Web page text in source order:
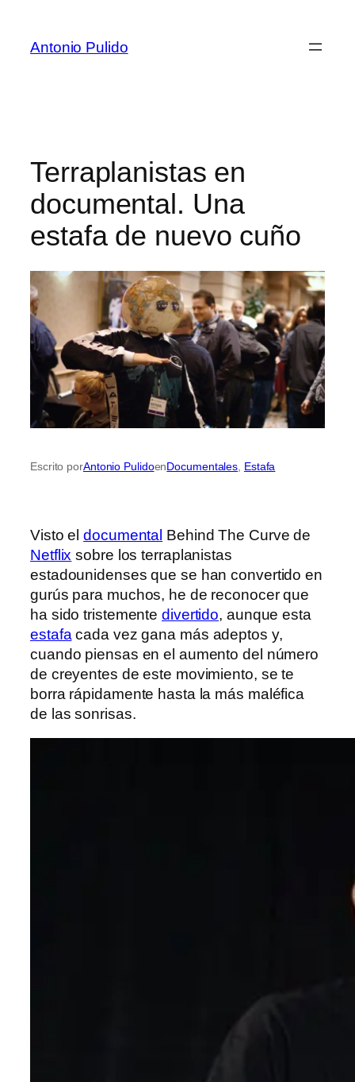
Antonio Pulido
Terraplanistas en
documental. Una
estafa de nuevo cuño
Escrito porAntonio PulidoenDocumentales Estafa
Visto eldocumental Behind The Curve de
Netflix sobre los terraplanistas
estadounidenses que se han convertido en
gurús para muchos, he de reconocer que
ha sido tristemente divertido, aunque esta
estafa cada vez gana más adeptos y,
cuando piensas en el aumento del número
de creyentes de este movimiento, se te
borra rápidamente hasta la más maléfica
de las sonrisas.